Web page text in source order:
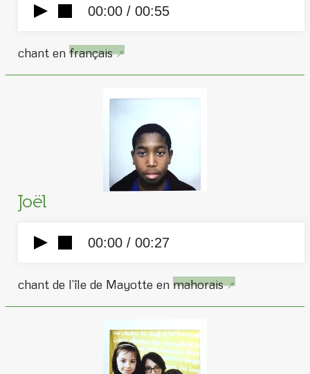
00:00 / 00:55
chant en français
Joël
00:00 / 00:27
chant de l’île de Mayotte en mahorais